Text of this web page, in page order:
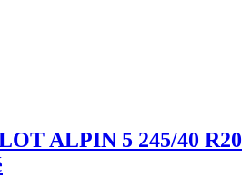
ALPIN 5 245/40 R20